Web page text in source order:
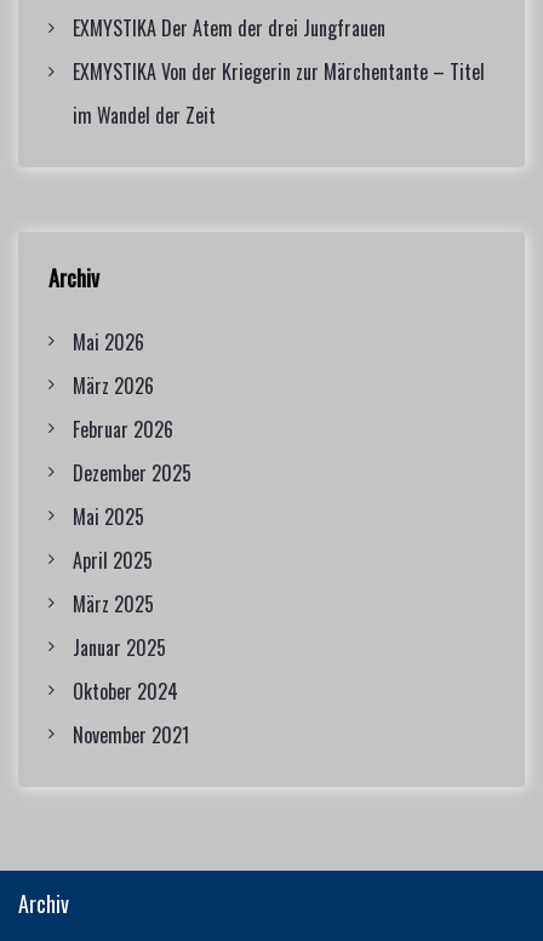
EXMYSTIKA Der Atem der drei Jungfrauen
EXMYSTIKA Von der Kriegerin zur Märchentante – Titel
im Wandel der Zeit
Archiv
Mai 2026
März 2026
Februar 2026
Dezember 2025
Mai 2025
April 2025
März 2025
Januar 2025
Oktober 2024
November 2021
Archiv